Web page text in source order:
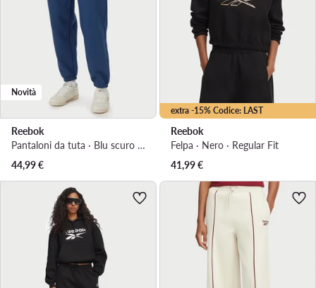
Novità
Reebok
Pantaloni da tuta · Blu scuro · Regular Fit
44,99€
extra -15% Codice: LAST
Reebok
Felpa · Nero · Regular Fit
41,99€